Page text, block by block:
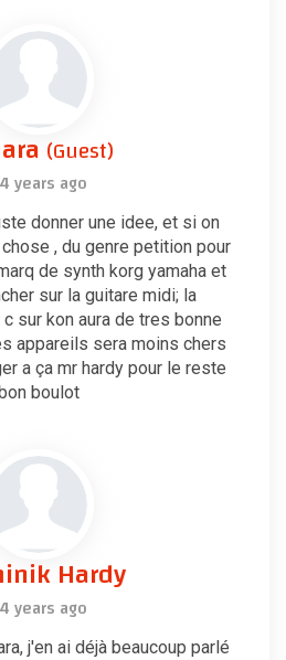
(Guest)
years ago
donner une idee, et si on
, du genre petition pour
de synth korg yamaha et
sur la guitare midi; la
sur kon aura de tres bonne
appareils sera moins chers
a ça mr hardy pour le reste
boulot
Hardy
years ago
j'en ai déjà beaucoup parlé